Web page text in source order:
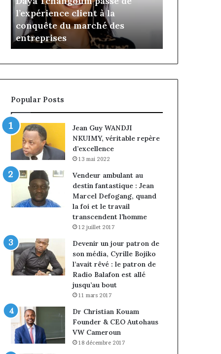
Tchangoum
passe
de
l’expérience
client
conquête
marché
des
entreprises
l’expérience client à la
conquête du marché des
entreprises
Général
fin
pour
Popular Posts
Jean Guy WANDJI
NKUIMY, véritable repère
d’excellence
13 mai 2022
Vendeur ambulant au
destin fantastique : Jean
Marcel Defogang, quand
la foi et le travail
transcendent l’homme
12 juillet 2017
Devenir un jour patron de
son média, Cyrille Bojiko
l’avait rêvé : le patron de
Radio Balafon est allé
jusqu’au bout
11 mars 2017
Dr Christian Kouam
Founder & CEO Autohaus
VW Cameroun
18 décembre 2017